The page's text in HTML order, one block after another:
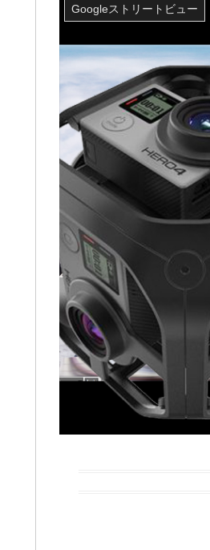
Googleストリートビュー